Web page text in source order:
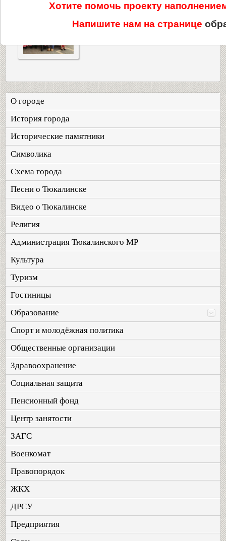
О городе
История города
Исторические памятники
Символика
Схема города
Песни о Тюкалинске
Видео о Тюкалинске
Религия
Администрация Тюкалинского МР
Культура
Туризм
Гостиницы
Образование
Спорт и молодёжная политика
Общественные организации
Здравоохранение
Социальная защита
Пенсионный фонд
Центр занятости
ЗАГС
Военкомат
Правопорядок
ЖКХ
ДРСУ
Предприятия
Хотите помочь проекту
Напишите нам на странице